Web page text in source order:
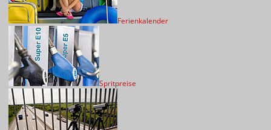
Ferienkalender
Spritpreise